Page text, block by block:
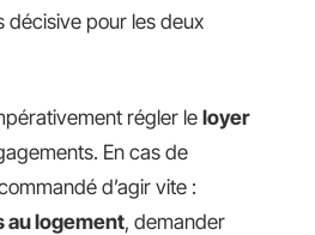
décisive pour les deux
régler le loyer
En cas de
d’agir vite :
au logement, demander